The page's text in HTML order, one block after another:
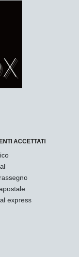
ACCETTATI
express